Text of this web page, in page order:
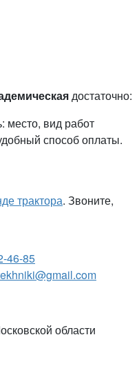
достаточно:
место, вид работ
способ оплаты.
трактора. Звоните,
46-85
области